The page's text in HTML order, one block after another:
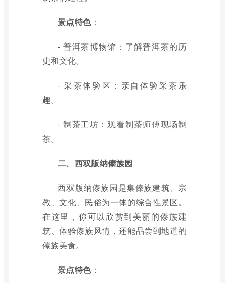
景点特色：
- 普洱茶博物馆：了解普洱茶的历
史和文化。
- 采茶体验区：亲自体验采茶乐
趣。
- 制茶工坊：观看制茶师傅现场制
茶。
二、西双版纳傣族园
西双版纳傣族园是集傣族建筑、宗
教、文化、民俗为一体的综合性景区。
在这里，你可以欣赏到美丽的傣族建
筑、体验傣族风情，还能品尝到地道的
傣族美食。
景点特色：